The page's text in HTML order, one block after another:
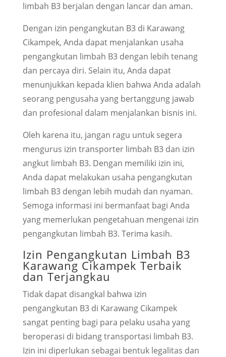
limbah B3 berjalan dengan lancar dan aman.
Dengan izin pengangkutan B3 di Karawang
Cikampek, Anda dapat menjalankan usaha
pengangkutan limbah B3 dengan lebih tenang
dan percaya diri. Selain itu, Anda dapat
menunjukkan kepada klien bahwa Anda adalah
seorang pengusaha yang bertanggung jawab
dan profesional dalam menjalankan bisnis ini.
Oleh karena itu, jangan ragu untuk segera
mengurus izin transporter limbah B3 dan izin
angkut limbah B3. Dengan memiliki izin ini,
Anda dapat melakukan usaha pengangkutan
limbah B3 dengan lebih mudah dan nyaman.
Semoga informasi ini bermanfaat bagi Anda
yang memerlukan pengetahuan mengenai izin
pengangkutan limbah B3. Terima kasih.
Izin Pengangkutan Limbah B3
Karawang Cikampek Terbaik
dan Terjangkau
Tidak dapat disangkal bahwa izin
pengangkutan B3 di Karawang Cikampek
sangat penting bagi para pelaku usaha yang
beroperasi di bidang transportasi limbah B3.
Izin ini diperlukan sebagai bentuk legalitas dan